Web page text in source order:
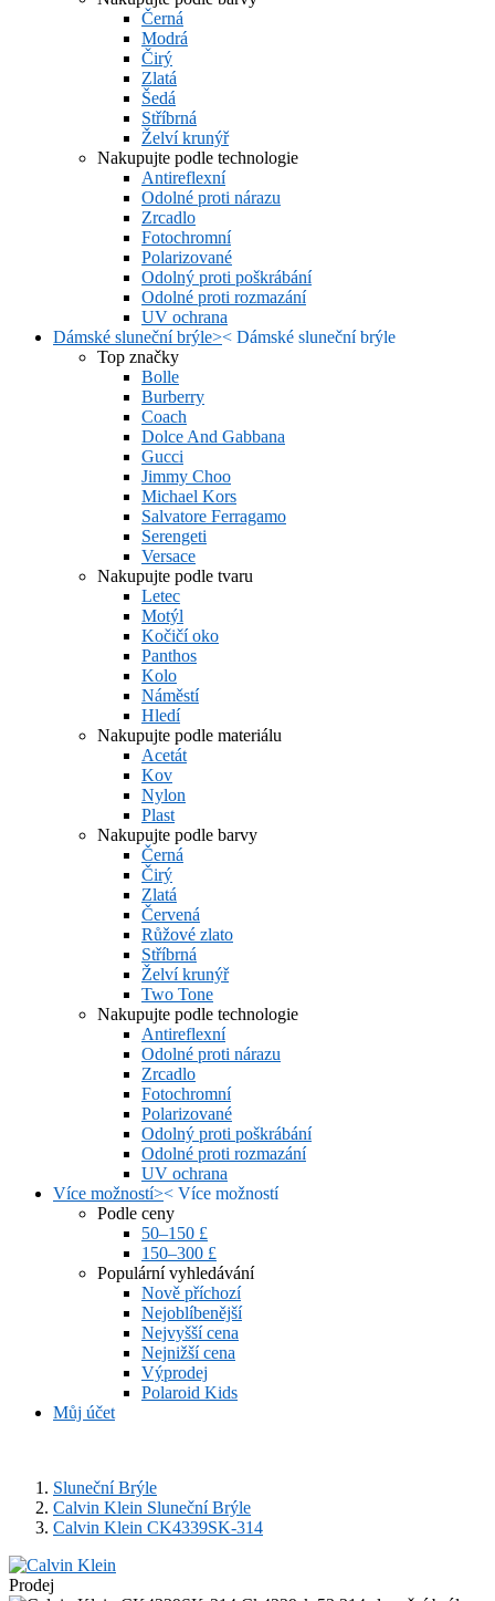
Černá
Modrá
Čirý
Zlatá
Šedá
Stříbrná
Želví krunýř
Nakupujte podle technologie
Antireflexní
Odolné proti nárazu
Zrcadlo
Fotochromní
Polarizované
Odolný proti poškrábání
Odolné proti rozmazání
UV ochrana
Dámské sluneční brýle>< Dámské sluneční brýle
Top značky
Bolle
Burberry
Coach
Dolce And Gabbana
Gucci
Jimmy Choo
Michael Kors
Salvatore Ferragamo
Serengeti
Versace
Nakupujte podle tvaru
Letec
Motýl
Kočičí oko
Panthos
Kolo
Náměstí
Hledí
Nakupujte podle materiálu
Acetát
Kov
Nylon
Plast
Nakupujte podle barvy
Černá
Čirý
Zlatá
Červená
Růžové zlato
Stříbrná
Želví krunýř
Two Tone
Nakupujte podle technologie
Antireflexní
Odolné proti nárazu
Zrcadlo
Fotochromní
Polarizované
Odolný proti poškrábání
Odolné proti rozmazání
UV ochrana
Více možností>< Více možností
Podle ceny
50–150 £
150–300 £
Populární vyhledávání
Nově příchozí
Nejoblíbenější
Nejvyšší cena
Nejnižší cena
Výprodej
Polaroid Kids
Můj účet
Sluneční Brýle
Calvin Klein Sluneční Brýle
Calvin Klein CK4339SK-314
Prodej